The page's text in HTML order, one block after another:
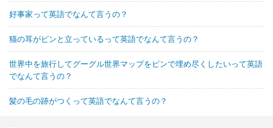
好事家って英語でなんて言うの？
猫の耳がピンと立っているって英語でなんて言うの？
世界中を旅行してグーグル世界マップをピンで埋め尽くしたいって英語
でなんて言うの？
髪の毛の跡がつくって英語でなんて言うの？